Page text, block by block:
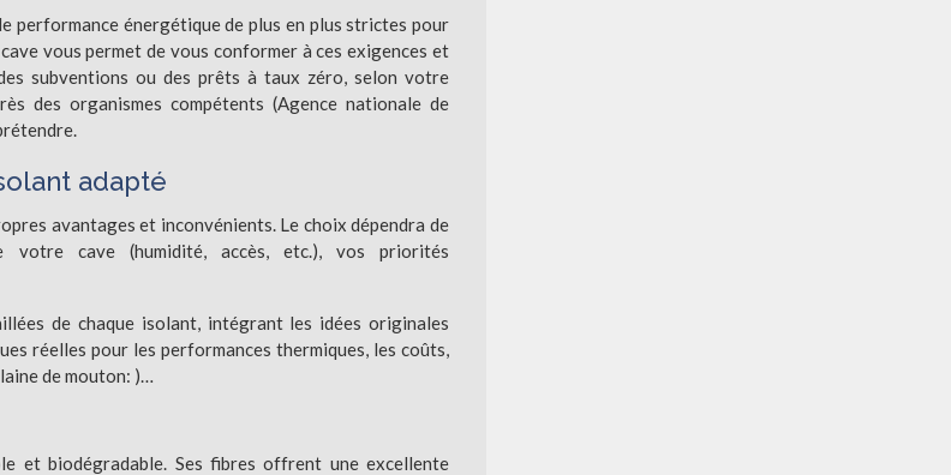
performance énergétique de plus en plus strictes pour
vous permet de vous conformer à ces exigences et
subventions ou des prêts à taux zéro, selon votre
des organismes compétents (Agence nationale de
adapté
avantages et inconvénients. Le choix dépendra de
votre cave (humidité, accès, etc.), vos priorités
de chaque isolant, intégrant les idées originales
réelles pour les performances thermiques, les coûts,
de mouton: )…
et biodégradable. Ses fibres offrent une excellente